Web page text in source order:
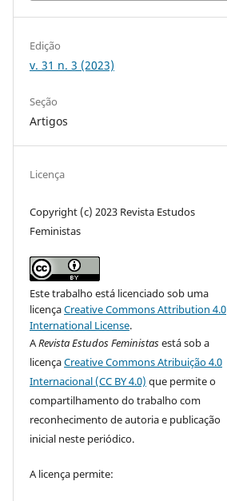
Edição
v. 31 n. 3 (2023)
Seção
Artigos
Licença
Copyright (c) 2023 Revista Estudos
Feministas
Este trabalho está licenciado sob uma
licençaCreative Commons Attribution 4.0
International License.
ARevista Estudos Feministasestá sob a
licençaCreative Commons Atribuição 4.0
Internacional (CC BY 4.0) que permite o
compartilhamento do trabalho com
reconhecimento de autoria e publicação
inicial neste periódico.
A licença permite: